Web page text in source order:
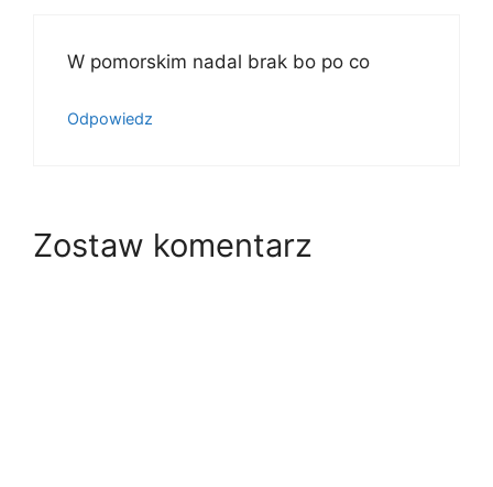
W pomorskim nadal brak bo po co
Odpowiedz
Zostaw komentarz